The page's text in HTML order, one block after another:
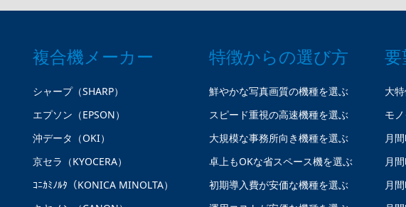
複合機メーカー
シャープ（SHARP）
エプソン（EPSON）
沖データ（OKI）
京セラ（KYOCERA）
ｺﾆｶﾐﾉﾙﾀ（KONICA MINOLTA）
特徴からの選び方
鮮やかな写真画質の機種を選ぶ
スピード重視の高速機種を選ぶ
大規模な事務所向き機種を選ぶ
卓上もOKな省スペース機を選ぶ
初期導入費が安価な機種を選ぶ
要
大
モ
月
月
月